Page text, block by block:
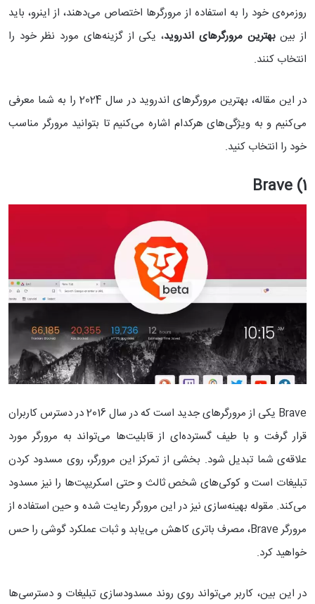
روزمره‌ی خود را به استفاده از مرورگرها اختصاص می‌دهند، از اینرو، باید
از بینبهترین مرورگرهای اندروید، یکی از گزینه‌های مورد نظر خود را
انتخاب کنند.
در این مقاله، بهترین مرورگرهای اندروید در سال 2024 را به شما معرفی
می‌کنیم و به ویژگی‌های هرکدام اشاره می‌کنیم تا بتوانید مرورگر مناسب
خود را انتخاب کنید.
1) Brave
Brave یکی از مرورگرهای جدید است که در سال 2016 در دسترس کاربران
قرار گرفت و با طیف گسترده‌ای از قابلیت‌ها می‌تواند به مرورگر مورد
علاقه‌ی شما تبدیل شود. بخشی از تمرکز این مرورگر، روی مسدود کردن
تبلیغات است و کوکی‌های شخص ثالث و حتی اسکریپت‌ها را نیز مسدود
می‌کند. مقوله‌ بهینه‌سازی نیز در این مرورگر رعایت شده و حین استفاده از
مرورگر Brave، مصرف باتری کاهش می‌یابد و ثبات عملکرد گوشی را حس
خواهید کرد.
در این بین، کاربر می‌تواند روی روند مسدودسازی تبلیغات و دسترسی‌ها